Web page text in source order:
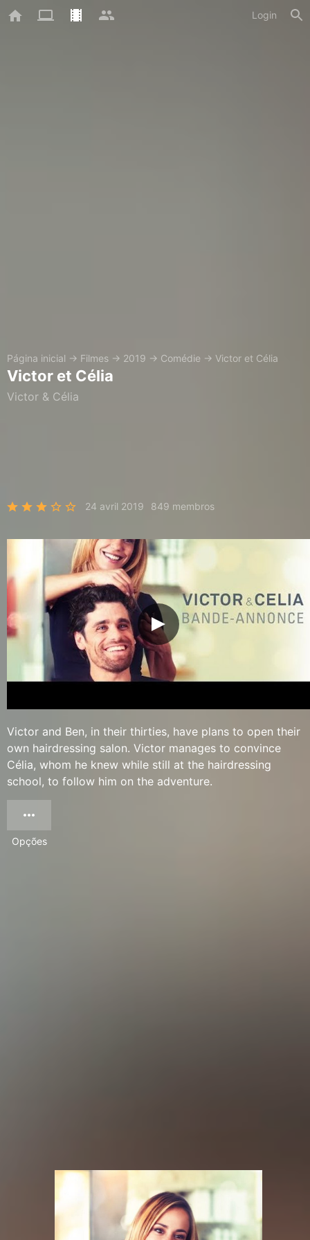
Login
Página inicial → Filmes → 2019 → Comédie → Victor et Célia
Victor et Célia
Victor & Célia
24 avril 2019 849 membros
Victor and Ben, in their thirties, have plans to open their
own hairdressing salon. Victor manages to convince
Célia, whom he knew while still at the hairdressing
school, to follow him on the adventure.
Opções